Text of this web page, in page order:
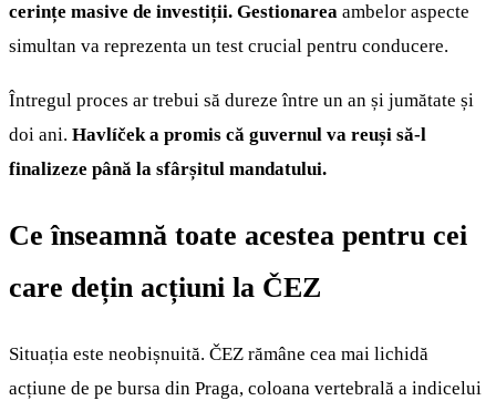
cerințe masive de investiții. Gestionarea ambelor aspecte
simultan va reprezenta un test crucial pentru conducere.
Întregul proces ar trebui să dureze între un an și jumătate și
doi ani. Havlíček a promis că guvernul va reuși să-l
finalizeze până la sfârșitul mandatului.
Ce înseamnă toate acestea pentru cei
care dețin acțiuni la ČEZ
Situația este neobișnuită. ČEZ rămâne cea mai lichidă
acțiune de pe bursa din Praga, coloana vertebrală a indicelui